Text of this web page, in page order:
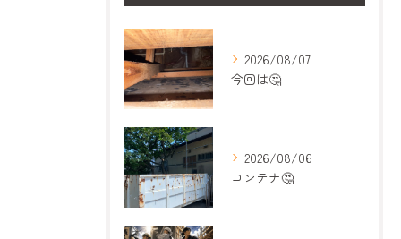
2026/08/07
今回は🤔
2026/08/06
コンテナ🤔